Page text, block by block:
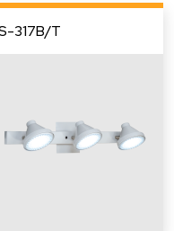
317B/T